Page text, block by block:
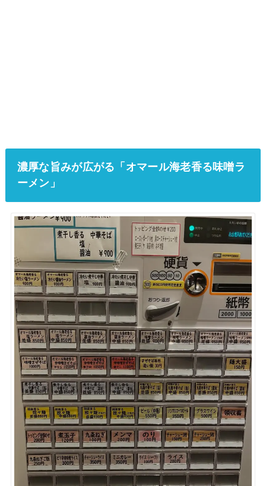
濃厚な旨みが広がる「オマール海老香る味噌ラ
ーメン」